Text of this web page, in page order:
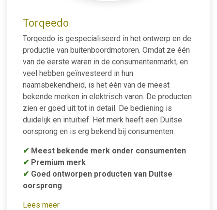
Torqeedo
Torqeedo is gespecialiseerd in het ontwerp en de
productie van buitenboordmotoren. Omdat ze één
van de eerste waren in de consumentenmarkt, en
veel hebben geïnvesteerd in hun
naamsbekendheid, is het één van de meest
bekende merken in elektrisch varen. De producten
zien er goed uit tot in detail. De bediening is
duidelijk en intuïtief. Het merk heeft een Duitse
oorsprong en is erg bekend bij consumenten.
✔ Meest bekende merk onder consumenten
✔ Premium merk
✔ Goed ontworpen producten van Duitse
oorsprong
Lees meer